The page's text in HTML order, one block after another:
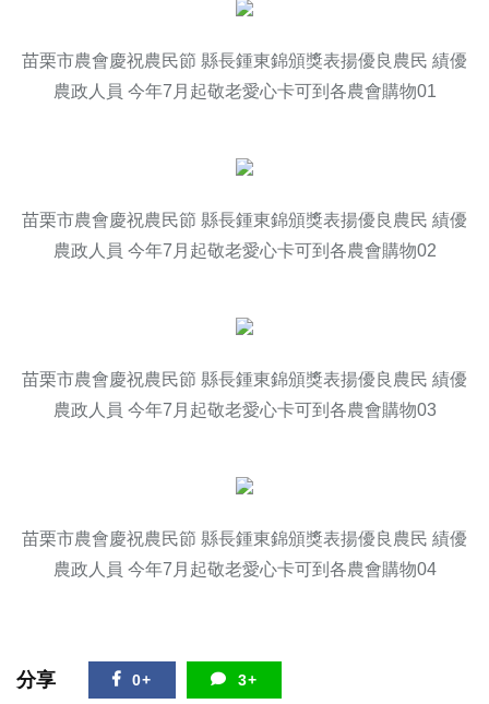
苗栗市農會慶祝農民節 縣長鍾東錦頒獎表揚優良農民 績優
農政人員 今年7月起敬老愛心卡可到各農會購物01
苗栗市農會慶祝農民節 縣長鍾東錦頒獎表揚優良農民 績優
農政人員 今年7月起敬老愛心卡可到各農會購物02
苗栗市農會慶祝農民節 縣長鍾東錦頒獎表揚優良農民 績優
農政人員 今年7月起敬老愛心卡可到各農會購物03
苗栗市農會慶祝農民節 縣長鍾東錦頒獎表揚優良農民 績優
農政人員 今年7月起敬老愛心卡可到各農會購物04
分享 0+ 3+